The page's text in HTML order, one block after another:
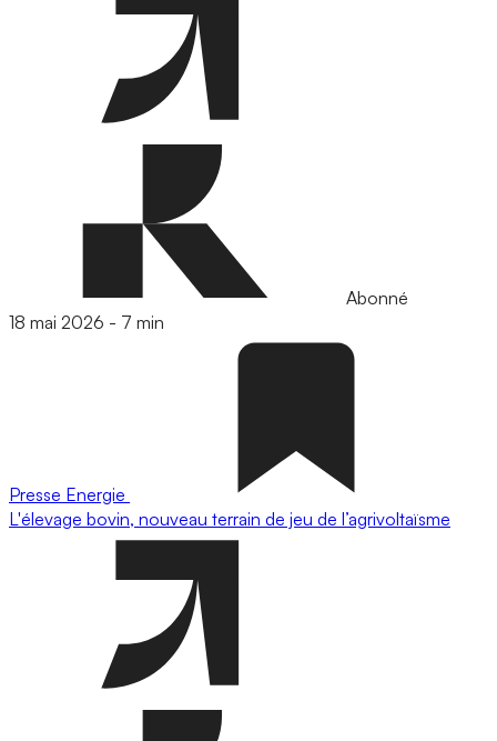
Abonné
18 mai 2026 - 7 min
Presse Energie
L'élevage bovin, nouveau terrain de jeu de l’agrivoltaïsme